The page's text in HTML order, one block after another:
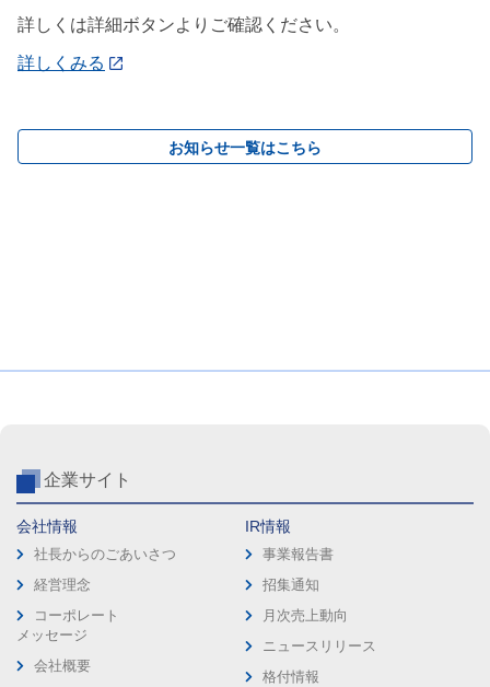
詳しくは詳細ボタンよりご確認ください。
詳しくみる
お知らせ一覧はこちら
企業サイト
会社情報
社長からのごあいさつ
経営理念
コーポレート
メッセージ
会社概要
IR情報
事業報告書
招集通知
月次売上動向
ニュースリリース
格付情報